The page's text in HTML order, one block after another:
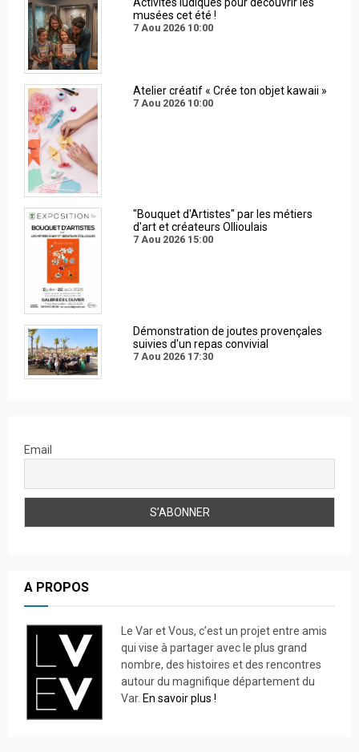
Activités ludiques pour découvrir les
musées cet été !
7 Aou 2026 10:00
Atelier créatif « Crée ton objet kawaii »
7 Aou 2026 10:00
"Bouquet d'Artistes" par les métiers
d'art et créateurs Ollioulais
7 Aou 2026 15:00
Démonstration de joutes provençales
suivies d'un repas convivial
7 Aou 2026 17:30
Email
A PROPOS
Le Var et Vous, c’est un projet entre amis
qui vise à partager avec le plus grand
nombre, des histoires et des rencontres
autour du magnifique département du
Var. En savoir plus !